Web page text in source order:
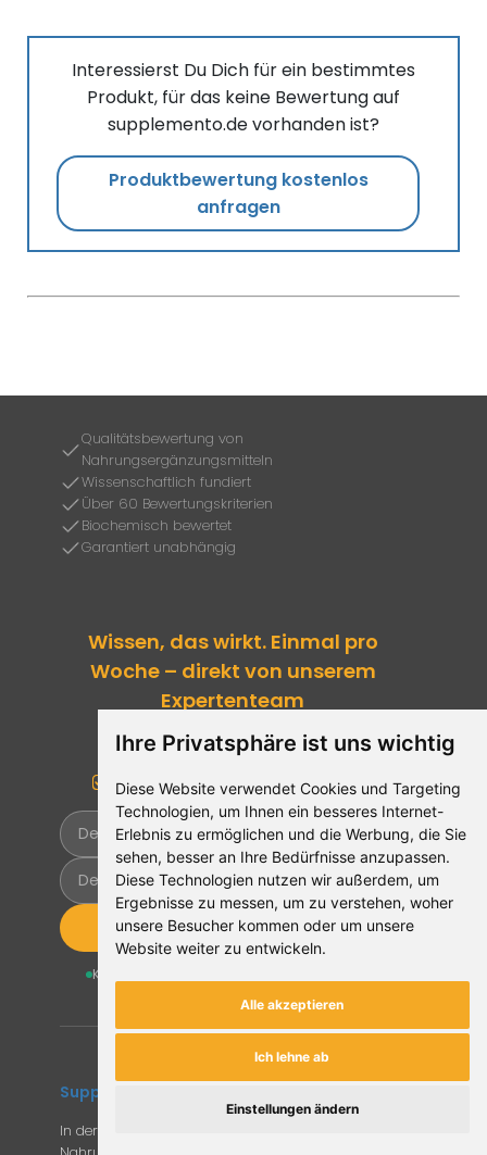
Ihre Privatsphäre ist uns wichtig
Diese Website verwendet Cookies und Targeting
Technologien, um Ihnen ein besseres Internet-
Erlebnis zu ermöglichen und die Werbung, die Sie
sehen, besser an Ihre Bedürfnisse anzupassen.
Diese Technologien nutzen wir außerdem, um
Ergebnisse zu messen, um zu verstehen, woher
unsere Besucher kommen oder um unsere
Website weiter zu entwickeln.
Alle akzeptieren
Ich lehne ab
Einstellungen ändern
Interessierst Du Dich für ein bestimmtes
Produkt, für das keine Bewertung auf
supplemento.de vorhanden ist?
Produktbewertung kostenlos
anfragen
Qualitätsbewertung von
Nahrungsergänzungsmitteln
Wissenschaftlich fundiert
Über 60 Bewertungskriterien
Biochemisch bewertet
Garantiert unabhängig
Wissen, das wirkt. Einmal pro
Woche – direkt von unserem
Expertenteam
Aktuelle Mikronährstoff-Forschung
Produktbewertungen von Experten
Nur datenbasierte Fachinformationen
Jetzt anmelden
Kostenlos & wöchentlich
Supplemento
In der EU sind unzählig viele Mikronährstoffe in